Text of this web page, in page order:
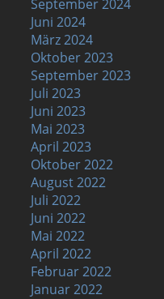
September 2024
Juni 2024
März 2024
Oktober 2023
September 2023
Juli 2023
Juni 2023
Mai 2023
April 2023
Oktober 2022
August 2022
Juli 2022
Juni 2022
Mai 2022
April 2022
Februar 2022
Januar 2022